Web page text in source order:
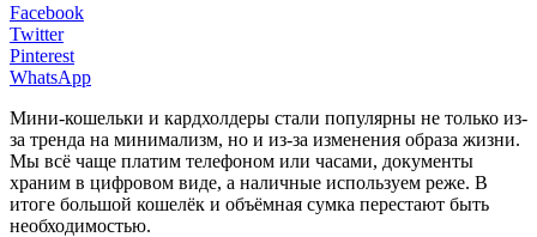
Facebook
Twitter
Pinterest
WhatsApp
Мини-кошельки и кардхолдеры стали популярны не только из-
за тренда на минимализм, но и из-за изменения образа жизни.
Мы всё чаще платим телефоном или часами, документы
храним в цифровом виде, а наличные используем реже. В
итоге большой кошелёк и объёмная сумка перестают быть
необходимостью.